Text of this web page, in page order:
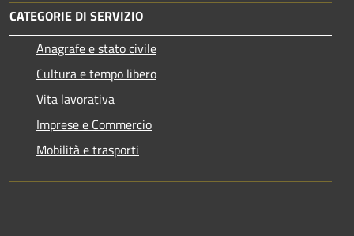
CATEGORIE DI SERVIZIO
Anagrafe e stato civile
Cultura e tempo libero
Vita lavorativa
Imprese e Commercio
Mobilità e trasporti